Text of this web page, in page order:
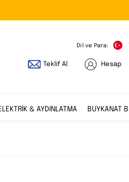
Dil ve Para:
Teklif Al Hesap
& AYDINLATMA BUYKANAT